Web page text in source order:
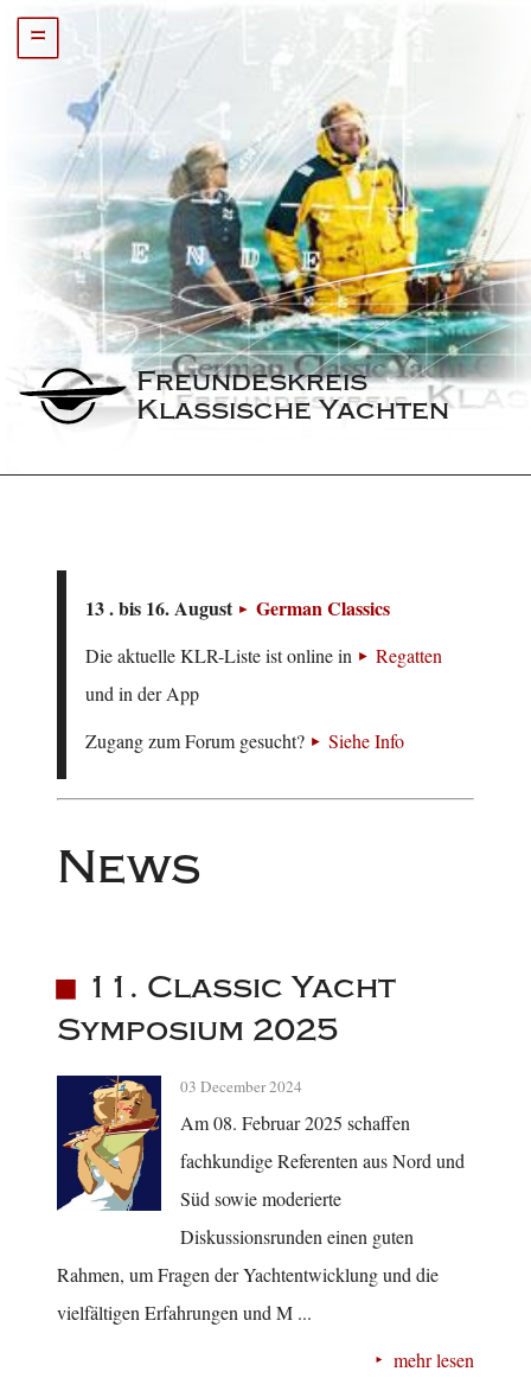
=
Freundeskreis
Klassische Yachten
13 . bis 16. August German Classics
Die aktuelle KLR-Liste ist online in
Regatten
und in der App
Zugang zum Forum gesucht?
Siehe Info
News
11. Classic Yacht
Symposium 2025
03 December 2024
Am 08. Februar 2025 schaffen
fachkundige Referenten aus Nord und
Süd sowie moderierte
Diskussionsrunden einen guten
Rahmen, um Fragen der Yachtentwicklung und die
vielfältigen Erfahrungen und M ...
mehr lesen